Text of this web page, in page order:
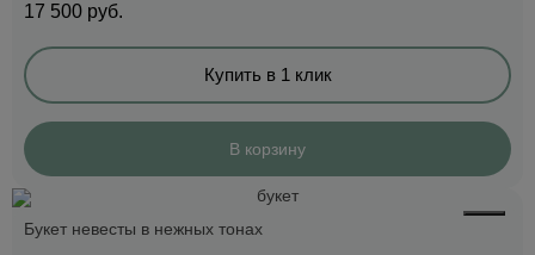
17 500 руб.
Купить в 1 клик
В корзину
Букет невесты в нежных тонах